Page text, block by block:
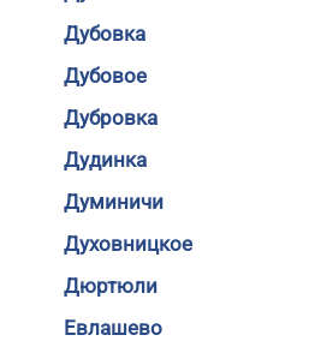
Дубовка
Дубовое
Дубровка
Дудинка
Думиничи
Духовницкое
Дюртюли
Евлашево